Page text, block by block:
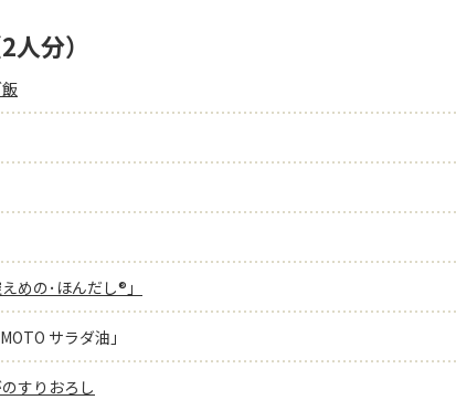
人分）
えめの･ほんだし®」
サラダ油」
すりおろし